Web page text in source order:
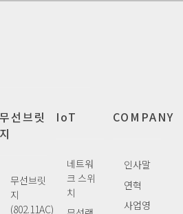
무선브릿
지
무선브릿
지
(802.11AC)
IoT
네트워
크 스위
치
COMPANY
인사말
연혁
사업영